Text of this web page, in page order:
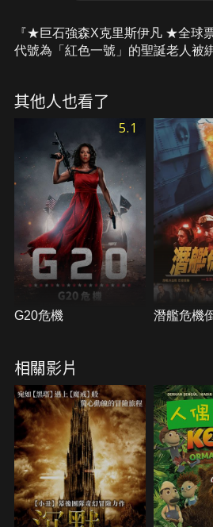
『★巨石強森X克里斯伊凡 ★全球
代號為「紅色一號」的聖誕老人被
救聖誕節。
其他人也看了
5.1
G20危機 潛艦危機
相關影片